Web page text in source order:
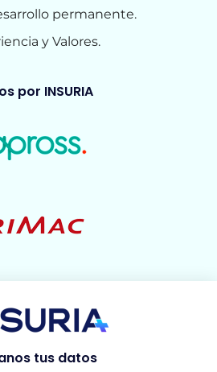
permanente.
y Valores.
por INSURIA
tus datos